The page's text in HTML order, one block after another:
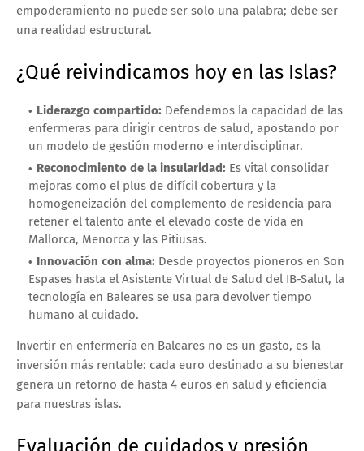
empoderamiento no puede ser solo una palabra; debe ser
una realidad estructural.
¿Qué reivindicamos hoy en las Islas?
Liderazgo compartido: Defendemos la capacidad de las
enfermeras para dirigir centros de salud, apostando por
un modelo de gestión moderno e interdisciplinar.
Reconocimiento de la insularidad: Es vital consolidar
mejoras como el plus de difícil cobertura y la
homogeneización del complemento de residencia para
retener el talento ante el elevado coste de vida en
Mallorca, Menorca y las Pitiusas.
Innovación con alma: Desde proyectos pioneros en Son
Espases hasta el Asistente Virtual de Salud del IB-Salut, la
tecnología en Baleares se usa para devolver tiempo
humano al cuidado.
Invertir en enfermería en Baleares no es un gasto, es la
inversión más rentable: cada euro destinado a su bienestar
genera un retorno de hasta 4 euros en salud y eficiencia
para nuestras islas.
Evaluación de cuidados y presión